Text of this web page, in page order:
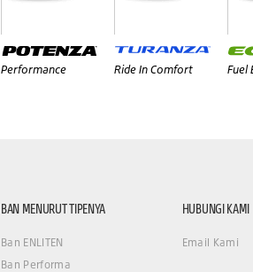
Performance Ride In Comfort Fuel
BAN MENURUT TIPENYA
Ban ENLITEN
Ban Performa
HUBUNGI KAMI
Email Kami